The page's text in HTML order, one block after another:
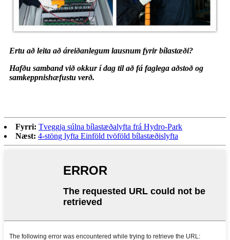
Ertu að leita að áreiðanlegum lausnum fyrir bílastæði?
Hafðu samband við okkur í dag til að fá faglega aðstoð og
samkeppnishæfustu verð.
Fyrri: Tveggja súlna bílastæðalyfta frá Hydro-Park
Næst: 4-stöng lyfta Einföld tvöföld bílastæðislyfta